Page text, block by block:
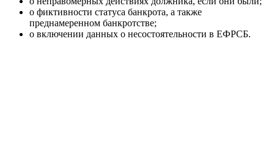
о фиктивности статуса банкрота, а также
преднамеренном банкротстве;
о включении данных о несостоятельности в ЕФРСБ.